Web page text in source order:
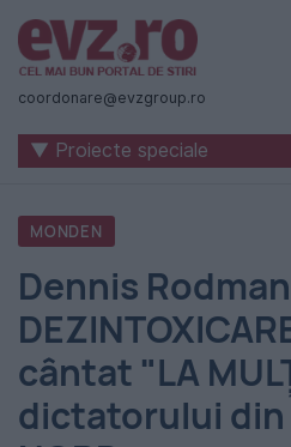
Știri
naționale
internaționale
România
-
Evenimentul
Zilei
coordonare@evzgroup.ro
▼ Proiecte speciale
MONDEN
Dennis
cântat "LA
dictatorului din